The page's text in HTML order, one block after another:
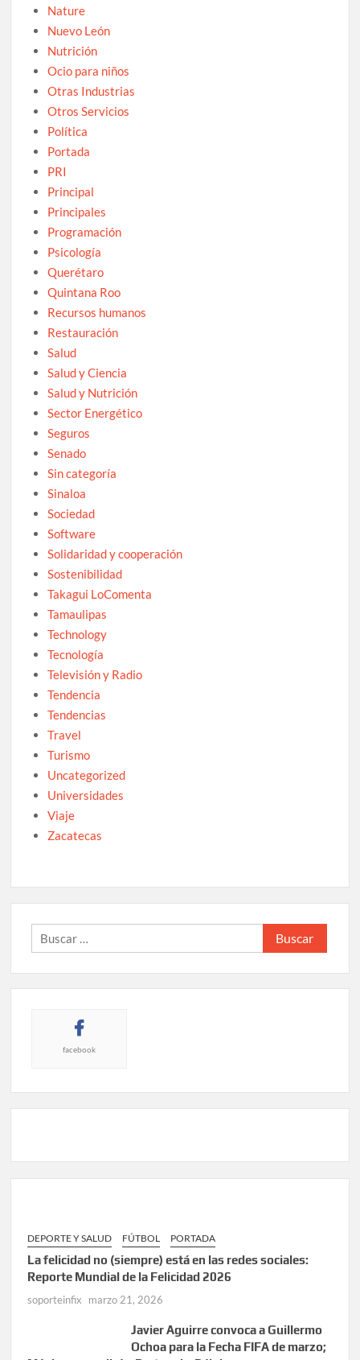
Nature
Nuevo León
Nutrición
Ocio para niños
Otras Industrias
Otros Servicios
Política
Portada
PRI
Principal
Principales
Programación
Psicología
Querétaro
Quintana Roo
Recursos humanos
Restauración
Salud
Salud y Ciencia
Salud y Nutrición
Sector Energético
Seguros
Senado
Sin categoría
Sinaloa
Sociedad
Software
Solidaridad y cooperación
Sostenibilidad
Takagui LoComenta
Tamaulipas
Technology
Tecnología
Televisión y Radio
Tendencia
Tendencias
Travel
Turismo
Uncategorized
Universidades
Viaje
Zacatecas
Buscar:
facebook
DEPORTE Y SALUD FÚTBOL PORTADA
La felicidad no (siempre) está en las redes sociales:
Reporte Mundial de la Felicidad 2026
soporteinfix marzo 21, 2026
Javier Aguirre convoca a Guillermo
Ochoa para la Fecha FIFA de marzo;